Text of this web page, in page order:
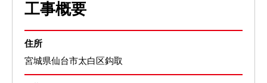
工事概要
住所
宮城県仙台市太白区鈎取